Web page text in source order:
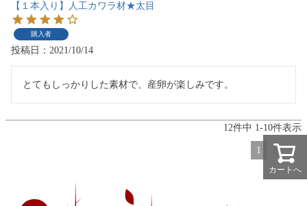
【１本入り】人工カワラ材★太目
購入者
投稿日 2021/10/14
とてもしっかりした素材で、産卵が楽しみです。
12件中 1-10件表示
1
カートへ